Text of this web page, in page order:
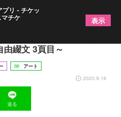
ミュージアムへ行こう』
由綴文 3頁目～
アート
2020.9.16
送る
プリ - チケッ
マチケ 表示